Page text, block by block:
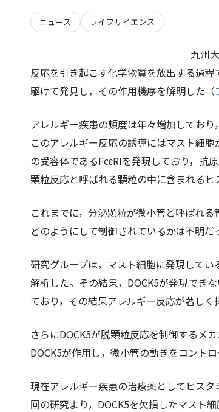
ニュース ライフサイエンス
九州
反応を引き起こす化学物質を放出する過
駆けて発見し，その作用機序を解明した（
アレルギー疾患の頻度は年々増加してお
このアレルギー反応の誘導にはマスト細
の受容体であるFcεRIを発現しており，抗
顆粒反応と呼ばれる顆粒の中に含まれるヒ
これまでに，分泌顆粒が微小管と呼ばれ
どのようにして制御されているかは不明だ
研究グループは，マスト細胞に発現して
解析した。その結果，DOCK5が発現でき
ており，その結果アレルギー反応が著しく
さらにDOCK5が脱顆粒反応を制御するメ
DOCK5が作用し，微小管の動きをコント
現在アレルギー疾患の治療薬としてヒス
回の研究より，DOCK5を欠損したマスト